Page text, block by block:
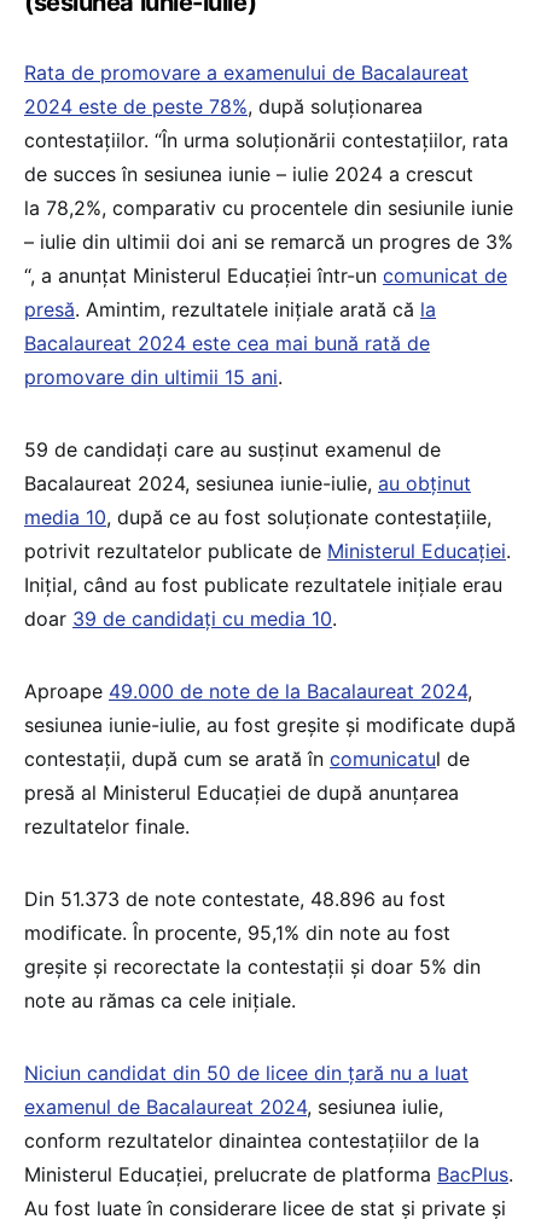
Rata de promovare a examenului de Bacalaureat
2024 este de peste 78%, după soluționarea
contestațiilor. “În urma soluționării contestațiilor, rata
de succes în sesiunea iunie – iulie 2024 a crescut
la 78,2%, comparativ cu procentele din sesiunile iunie
– iulie din ultimii doi ani se remarcă un progres de 3%
“, a anunțat Ministerul Educației într-un comunicat de
presă. Amintim, rezultatele inițiale arată că la
Bacalaureat 2024 este cea mai bună rată de
promovare din ultimii 15 ani.
59 de candidați care au susținut examenul de
Bacalaureat 2024, sesiunea iunie-iulie, au obținut
media 10, după ce au fost soluționate contestațiile,
potrivit rezultatelor publicate de Ministerul Educației.
Inițial, când au fost publicate rezultatele inițiale erau
doar 39 de candidați cu media 10.
Aproape 49.000 de note de la Bacalaureat 2024,
sesiunea iunie-iulie, au fost greșite și modificate după
contestații, după cum se arată în comunicatul de
presă al Ministerul Educației de după anunțarea
rezultatelor finale.
Din 51.373 de note contestate, 48.896 au fost
modificate. În procente, 95,1% din note au fost
greșite și recorectate la contestații și doar 5% din
note au rămas ca cele inițiale.
Niciun candidat din 50 de licee din țară nu a luat
examenul de Bacalaureat 2024, sesiunea iulie,
conform rezultatelor dinaintea contestațiilor de la
Ministerul Educației, prelucrate de platforma BacPlus.
Au fost luate în considerare licee de stat și private și